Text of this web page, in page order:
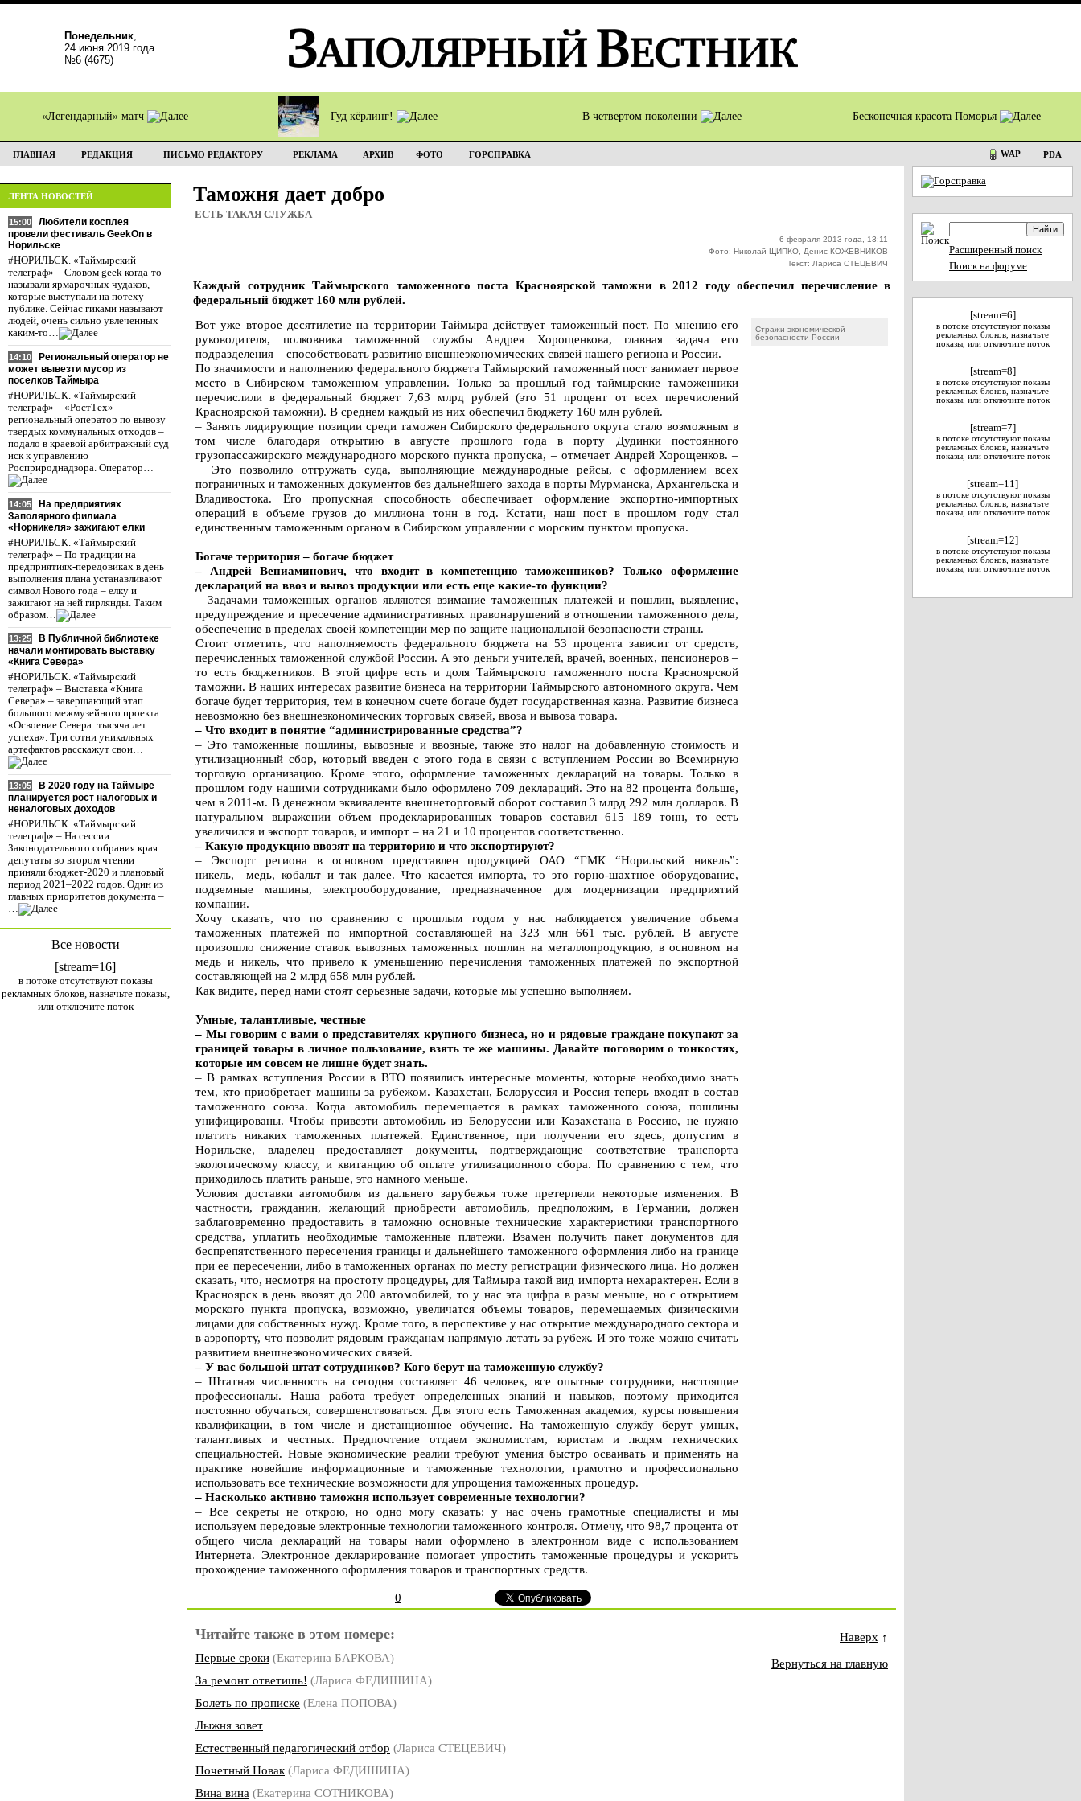
Понедельник,
24 июня 2019 года
№6 (4675)
«Легендарный» матч Гуд кёрлинг! В четвертом поколении Бесконечная красота Поморья
ГЛАВНАЯ РЕДАКЦИЯ ПИСЬМО РЕДАКТОРУ РЕКЛАМА АРХИВ ФОТО ГОРСПРАВКА WAP PDA
ЛЕНТА НОВОСТЕЙ
15:00
Любители косплея
провели фестиваль GeekOn в
Норильске
#НОРИЛЬСК. «Таймырский
телеграф» – Словом geek когда-то
называли ярмарочных чудаков,
которые выступали на потеху
публике. Сейчас гиками называют
людей, очень сильно увлеченных
каким-то…
14:10
Региональный оператор не
может вывезти мусор из
поселков Таймыра
#НОРИЛЬСК. «Таймырский
телеграф» – «РостТех» –
региональный оператор по вывозу
твердых коммунальных отходов –
подало в краевой арбитражный суд
иск к управлению
Росприроднадзора. Оператор…
14:05
На предприятиях
Заполярного филиала
«Норникеля» зажигают елки
#НОРИЛЬСК. «Таймырский
телеграф» – По традиции на
предприятиях-передовиках в день
выполнения плана устанавливают
символ Нового года – елку и
зажигают на ней гирлянды. Таким
образом…
13:25
В Публичной библиотеке
начали монтировать выставку
«Книга Севера»
#НОРИЛЬСК. «Таймырский
телеграф» – Выставка «Книга
Севера» – завершающий этап
большого межмузейного проекта
«Освоение Севера: тысяча лет
успеха». Три сотни уникальных
артефактов расскажут свои…
13:05
В 2020 году на Таймыре
планируется рост налоговых и
неналоговых доходов
#НОРИЛЬСК. «Таймырский
телеграф» – На сессии
Законодательного собрания края
депутаты во втором чтении
приняли бюджет-2020 и плановый
период 2021–2022 годов. Один из
главных приоритетов документа –
…
Все новости
[stream=16]
в потоке отсутствуют показы
рекламных блоков, назначьте показы,
или отключите поток
Таможня дает добро
ЕСТЬ ТАКАЯ СЛУЖБА
6 февраля 2013 года, 13:11
Фото: Николай ЩИПКО, Денис КОЖЕВНИКОВ
Текст: Лариса СТЕЦЕВИЧ
Каждый сотрудник Таймырского таможенного поста Красноярской таможни в 2012 году обеспечил перечисление в
федеральный бюджет 160 млн рублей.
Вот уже второе десятилетие на территории Таймыра действует таможенный пост. По мнению его
руководителя, полковника таможенной службы Андрея Хорощенкова, главная задача его
подразделения – способствовать развитию внешнеэкономических связей нашего региона и России.
По значимости и наполнению федерального бюджета Таймырский таможенный пост занимает первое
место в Сибирском таможенном управлении. Только за прошлый год таймырские таможенники
перечислили в федеральный бюджет 7,63 млрд рублей (это 51 процент от всех перечислений
Красноярской таможни). В среднем каждый из них обеспечил бюджету 160 млн рублей.
– Занять лидирующие позиции среди таможен Сибирского федерального округа стало возможным в
том числе благодаря открытию в августе прошлого года в порту Дудинки постоянного
грузопассажирского международного морского пункта пропуска, – отмечает Андрей Хорощенков. –
Это позволило отгружать суда, выполняющие международные рейсы, с оформлением всех
пограничных и таможенных документов без дальнейшего захода в порты Мурманска, Архангельска и
Владивостока. Его пропускная способность обеспечивает оформление экспортно-импортных
операций в объеме грузов до миллиона тонн в год. Кстати, наш пост в прошлом году стал
единственным таможенным органом в Сибирском управлении с морским пунктом пропуска.
Богаче территория – богаче бюджет
– Андрей Вениаминович, что входит в компетенцию таможенников? Только оформление
деклараций на ввоз и вывоз продукции или есть еще какие-то функции?
– Задачами таможенных органов являются взимание таможенных платежей и пошлин, выявление,
предупреждение и пресечение административных правонарушений в отношении таможенного дела,
обеспечение в пределах своей компетенции мер по защите национальной безопасности страны.
Стоит отметить, что наполняемость федерального бюджета на 53 процента зависит от средств,
перечисленных таможенной службой России. А это деньги учителей, врачей, военных, пенсионеров –
то есть бюджетников. В этой цифре есть и доля Таймырского таможенного поста Красноярской
таможни. В наших интересах развитие бизнеса на территории Таймырского автономного округа. Чем
богаче будет территория, тем в конечном счете богаче будет государственная казна. Развитие бизнеса
невозможно без внешнеэкономических торговых связей, ввоза и вывоза товара.
– Что входит в понятие “администрированные средства”?
– Это таможенные пошлины, вывозные и ввозные, также это налог на добавленную стоимость и
утилизационный сбор, который введен с этого года в связи с вступлением России во Всемирную
торговую организацию. Кроме этого, оформление таможенных деклараций на товары. Только в
прошлом году нашими сотрудниками было оформлено 709 деклараций. Это на 82 процента больше,
чем в 2011-м. В денежном эквиваленте внешнеторговый оборот составил 3 млрд 292 млн долларов. В
натуральном выражении объем продекларированных товаров составил 615 189 тонн, то есть
увеличился и экспорт товаров, и импорт – на 21 и 10 процентов соответственно.
– Какую продукцию ввозят на территорию и что экспортируют?
– Экспорт региона в основном представлен продукцией ОАО “ГМК “Норильский никель”:
никель, медь, кобальт и так далее. Что касается импорта, то это горно-шахтное оборудование,
подземные машины, электрооборудование, предназначенное для модернизации предприятий
компании.
Хочу сказать, что по сравнению с прошлым годом у нас наблюдается увеличение объема
таможенных платежей по импортной составляющей на 323 млн 661 тыс. рублей. В августе
произошло снижение ставок вывозных таможенных пошлин на металлопродукцию, в основном на
медь и никель, что привело к уменьшению перечисления таможенных платежей по экспортной
составляющей на 2 млрд 658 млн рублей.
Как видите, перед нами стоят серьезные задачи, которые мы успешно выполняем.
Умные, талантливые, честные
– Мы говорим с вами о представителях крупного бизнеса, но и рядовые граждане покупают за
границей товары в личное пользование, взять те же машины. Давайте поговорим о тонкостях,
которые им совсем не лишне будет знать.
– В рамках вступления России в ВТО появились интересные моменты, которые необходимо знать
тем, кто приобретает машины за рубежом. Казахстан, Белоруссия и Россия теперь входят в состав
таможенного союза. Когда автомобиль перемещается в рамках таможенного союза, пошлины
унифицированы. Чтобы привезти автомобиль из Белоруссии или Казахстана в Россию, не нужно
платить никаких таможенных платежей. Единственное, при получении его здесь, допустим в
Норильске, владелец предоставляет документы, подтверждающие соответствие транспорта
экологическому классу, и квитанцию об оплате утилизационного сбора. По сравнению с тем, что
приходилось платить раньше, это намного меньше.
Условия доставки автомобиля из дальнего зарубежья тоже претерпели некоторые изменения. В
частности, гражданин, желающий приобрести автомобиль, предположим, в Германии, должен
заблаговременно предоставить в таможню основные технические характеристики транспортного
средства, уплатить необходимые таможенные платежи. Взамен получить пакет документов для
беспрепятственного пересечения границы и дальнейшего таможенного оформления либо на границе
при ее пересечении, либо в таможенных органах по месту регистрации физического лица. Но должен
сказать, что, несмотря на простоту процедуры, для Таймыра такой вид импорта нехарактерен. Если в
Красноярск в день ввозят до 200 автомобилей, то у нас эта цифра в разы меньше, но с открытием
морского пункта пропуска, возможно, увеличатся объемы товаров, перемещаемых физическими
лицами для собственных нужд. Кроме того, в перспективе у нас открытие международного сектора и
в аэропорту, что позволит рядовым гражданам напрямую летать за рубеж. И это тоже можно считать
развитием внешнеэкономических связей.
– У вас большой штат сотрудников? Кого берут на таможенную службу?
– Штатная численность на сегодня составляет 46 человек, все опытные сотрудники, настоящие
профессионалы. Наша работа требует определенных знаний и навыков, поэтому приходится
постоянно обучаться, совершенствоваться. Для этого есть Таможенная академия, курсы повышения
квалификации, в том числе и дистанционное обучение. На таможенную службу берут умных,
талантливых и честных. Предпочтение отдаем экономистам, юристам и людям технических
специальностей. Новые экономические реалии требуют умения быстро осваивать и применять на
практике новейшие информационные и таможенные технологии, грамотно и профессионально
использовать все технические возможности для упрощения таможенных процедур.
– Насколько активно таможня использует современные технологии?
– Все секреты не открою, но одно могу сказать: у нас очень грамотные специалисты и мы
используем передовые электронные технологии таможенного контроля. Отмечу, что 98,7 процента от
общего числа деклараций на товары нами оформлено в электронном виде с использованием
Интернета. Электронное декларирование помогает упростить таможенные процедуры и ускорить
прохождение таможенного оформления товаров и транспортных средств.
Стражи экономической
безопасности России
0
Читайте также в этом номере:
Первые сроки (Екатерина БАРКОВА)
За ремонт ответишь! (Лариса ФЕДИШИНА)
Болеть по прописке (Елена ПОПОВА)
Лыжня зовет
Естественный педагогический отбор (Лариса СТЕЦЕВИЧ)
Почетный Новак (Лариса ФЕДИШИНА)
Вина вина (Екатерина СОТНИКОВА)
Наверх ↑
Вернуться на главную
Расширенный поиск
Поиск на форуме
[stream=6]
в потоке отсутствуют показы
рекламных блоков, назначьте
показы, или отключите поток
[stream=8]
в потоке отсутствуют показы
рекламных блоков, назначьте
показы, или отключите поток
[stream=7]
в потоке отсутствуют показы
рекламных блоков, назначьте
показы, или отключите поток
[stream=11]
в потоке отсутствуют показы
рекламных блоков, назначьте
показы, или отключите поток
[stream=12]
в потоке отсутствуют показы
рекламных блоков, назначьте
показы, или отключите поток